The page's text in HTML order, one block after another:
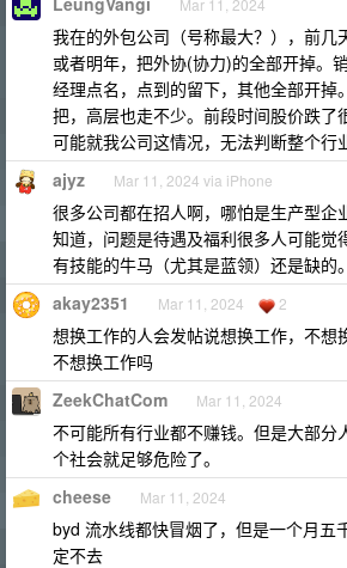
Mar 11, 2024
我在的外包公司（号称最大？），前几
或者明年，把外协(协力)的全部开掉。
经理点名，点到的留下，其他全部开掉
把，高层也走不少。前段时间股价跌了
可能就我公司这情况，无法判断整个行
ajyz Mar 11, 2024 via iPhone
很多公司都在招人啊，哪怕是生产型企
知道，问题是待遇及福利很多人可能觉
有技能的牛马（尤其是蓝领）还是缺的。
akay2351 Mar 11, 2024 2
想换工作的人会发帖说想换工作，不想
不想换工作吗
ZeekChatCom Mar 11, 2024
不可能所有行业都不赚钱。但是大部分
个社会就足够危险了。
cheese Mar 11, 2024
byd 流水线都快冒烟了，但是一个月五
定不去